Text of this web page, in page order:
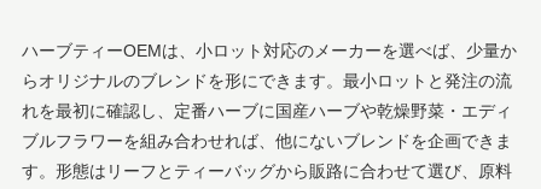
ハーブティーOEMは、小ロット対応のメーカーを選べば、少量か
らオリジナルのブレンドを形にできます。最小ロットと発注の流
れを最初に確認し、定番ハーブに国産ハーブや乾燥野菜・エディ
ブルフラワーを組み合わせれば、他にないブレンドを企画できま
す。形態はリーフとティーバッグから販路に合わせて選び、原料